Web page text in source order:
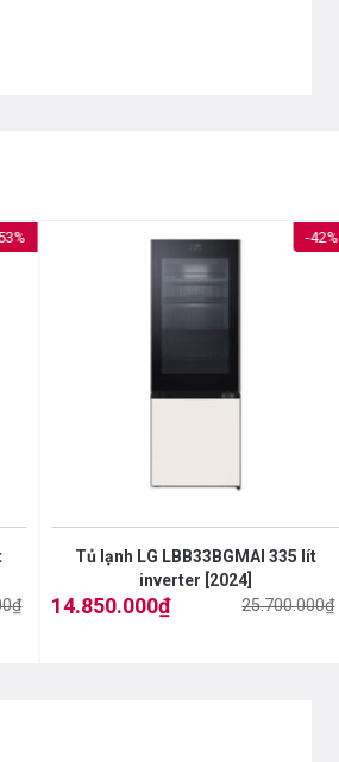
₫
-42%
Tủ lạnh LG LBB33BGMAI 335 lít
inverter [2024]
25.700.000₫
Giá
14.850.000₫
Giá